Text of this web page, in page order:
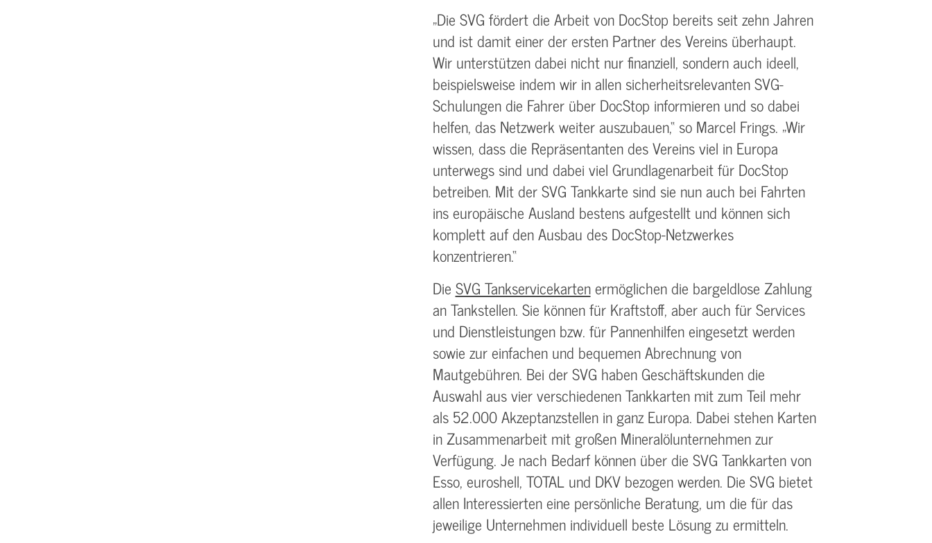
„Die SVG fördert die Arbeit von DocStop bereits seit zehn Jahren
und ist damit einer der ersten Partner des Vereins überhaupt.
Wir unterstützen dabei nicht nur finanziell, sondern auch ideell,
beispielsweise indem wir in allen sicherheitsrelevanten SVG-
Schulungen die Fahrer über DocStop informieren und so dabei
helfen, das Netzwerk weiter auszubauen,“ so Marcel Frings. „Wir
wissen, dass die Repräsentanten des Vereins viel in Europa
unterwegs sind und dabei viel Grundlagenarbeit für DocStop
betreiben. Mit der SVG Tankkarte sind sie nun auch bei Fahrten
ins europäische Ausland bestens aufgestellt und können sich
komplett auf den Ausbau des DocStop-Netzwerkes
konzentrieren.“
DieSVG Tankservicekartenermöglichen die bargeldlose Zahlung
an Tankstellen. Sie können für Kraftstoff, aber auch für Services
und Dienstleistungen bzw. für Pannenhilfen eingesetzt werden
sowie zur einfachen und bequemen Abrechnung von
Mautgebühren. Bei der SVG haben Geschäftskunden die
Auswahl aus vier verschiedenen Tankkarten mit zum Teil mehr
als 52.000 Akzeptanzstellen in ganz Europa. Dabei stehen Karten
in Zusammenarbeit mit großen Mineralölunternehmen zur
Verfügung. Je nach Bedarf können über die SVG Tankkarten von
Esso, euroshell, TOTAL und DKV bezogen werden. Die SVG bietet
allen Interessierten eine persönliche Beratung, um die für das
jeweilige Unternehmen individuell beste Lösung zu ermitteln.